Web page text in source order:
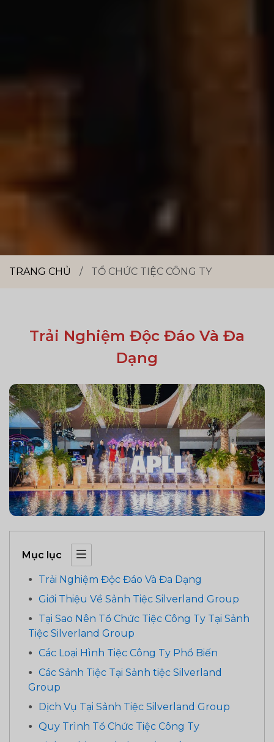
TRANG CHỦ / TỔ CHỨC TIỆC CÔNG TY
Trải Nghiệm Độc Đáo Và Đa
Dạng
Mục lục
Trải Nghiệm Độc Đáo Và Đa Dạng
Giới Thiệu Về Sảnh Tiệc Silverland Group
Tại Sao Nên Tổ Chức Tiệc Công Ty Tại Sảnh
Tiệc Silverland Group
Các Loại Hình Tiệc Công Ty Phổ Biến
Các Sảnh Tiệc Tại Sảnh tiệc Silverland
Group
Dịch Vụ Tại Sảnh Tiệc Silverland Group
Quy Trình Tổ Chức Tiệc Công Ty